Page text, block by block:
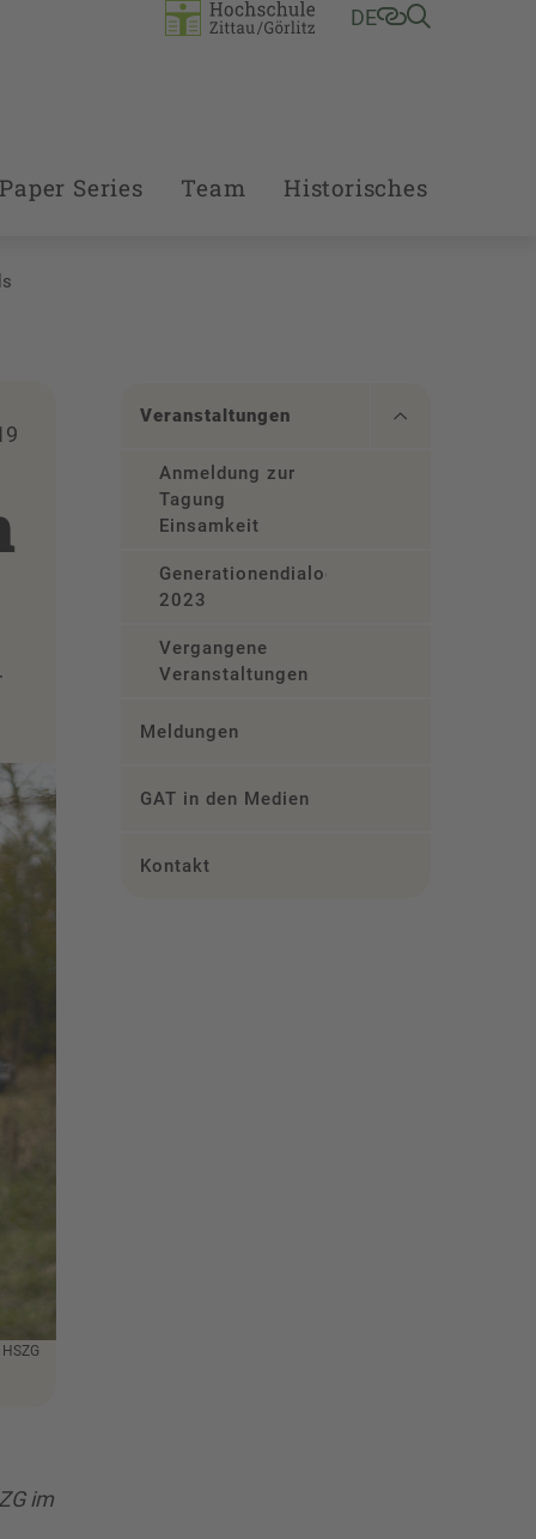
DE
Series Team Historisches
im
Veranstaltungen
Anmeldung zur
Tagung
Einsamkeit
Generationendialog
2023
Vergangene
Veranstaltungen
Meldungen
GAT in den Medien
Kontakt